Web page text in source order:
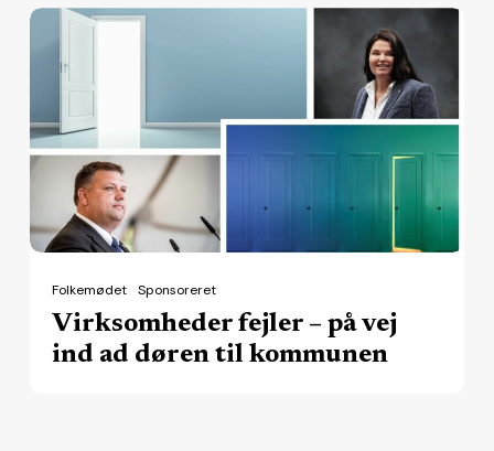
Virksomheder
på
vej
døren
kommunen
Folkemødet Sponsoreret
Virksomheder fejler – på vej
ind ad døren til kommunen